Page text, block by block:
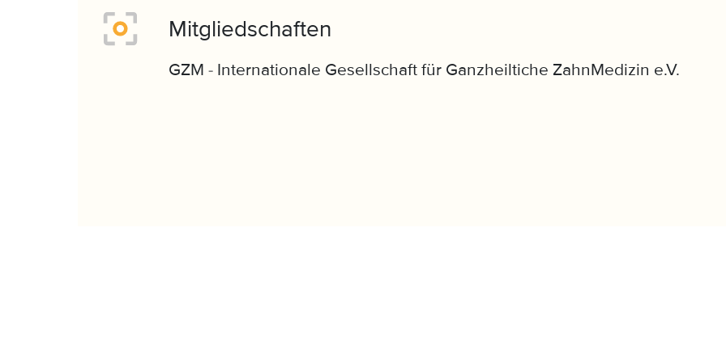
Mitgliedschaften
GZM - Internationale Gesellschaft für Ganzheiltiche ZahnMedizin e.V.